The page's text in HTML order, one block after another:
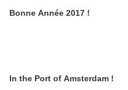
Bonne Année 2017 !
In the Port of Amsterdam !